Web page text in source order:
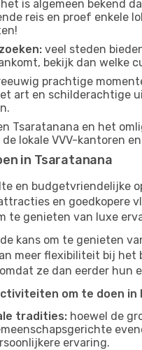
het is algemeen bekend
reis en proef enkele
veel steden
bekijk dan welke
prachtige
art en schilderachtige
Tsaratanana en het
lokale VVV-kantoren
in Tsaratanana
en
en goedkopere
te genieten van luxe
kans om te genieten
meer flexibiliteit bij het
ze dan eerder
om te doen in
tradities: hoewel de
ervaring.